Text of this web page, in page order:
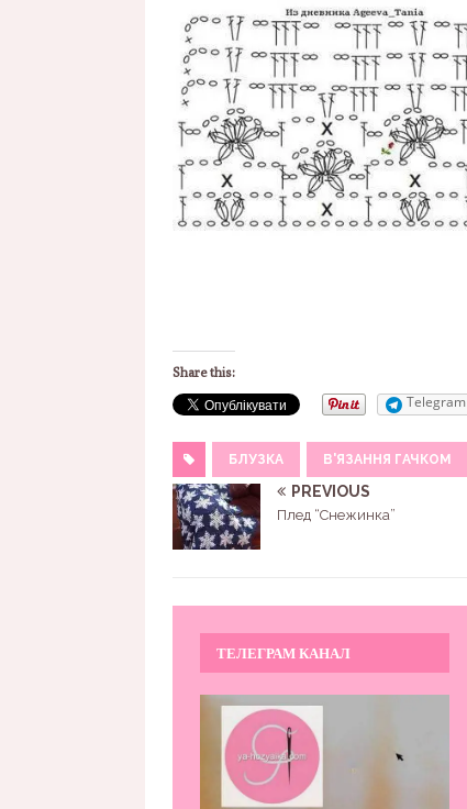
Share this:
Telegram
БЛУЗКА В'ЯЗАННЯ ГАЧКОМ
PREVIOUS
Плед “Снежинка”
ТЕЛЕГРАМ КАНАЛ